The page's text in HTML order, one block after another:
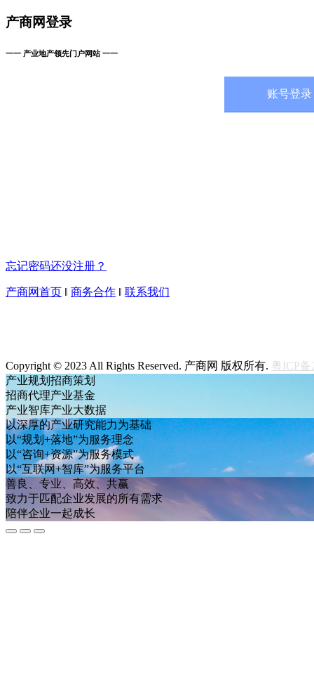
产商网登录
一一 产业地产领先门户网站 一一
账号登录
忘记密码还没注册？
产商网首页 ‖ 商务合作 ‖ 联系我们
Copyright © 2023 All Rights Reserved. 产商网 版权所有. 粤ICP备
产业规划 招商策划
招商代理产业基金
产业智库产业大数据
以深厚的产业研究能力为基础
以“规划+落地”为服务理念
以“咨询+资源”为服务模式
以“互联网+智库”为服务平台
善良、专业、高效、共赢
致力于匹配企业发展的所有需求
陪伴企业一起成长